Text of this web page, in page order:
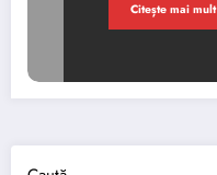
Citește mai mult